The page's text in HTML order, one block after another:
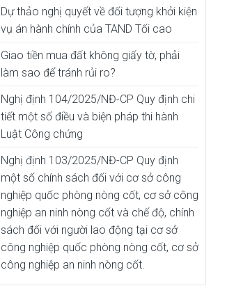
Dự thảo nghị quyết về đối tượng khởi kiện
vụ án hành chính của TAND Tối cao
Giao tiền mua đất không giấy tờ, phải
làm sao để tránh rủi ro?
Nghị định 104/2025/NĐ-CP Quy định chi
tiết một số điều và biện pháp thi hành
Luật Công chứng
Nghị định 103/2025/NĐ-CP Quy định
một số chính sách đối với cơ sở công
nghiệp quốc phòng nòng cốt, cơ sở công
nghiệp an ninh nòng cốt và chế độ, chính
sách đối với người lao động tại cơ sở
công nghiệp quốc phòng nòng cốt, cơ sở
công nghiệp an ninh nòng cốt.